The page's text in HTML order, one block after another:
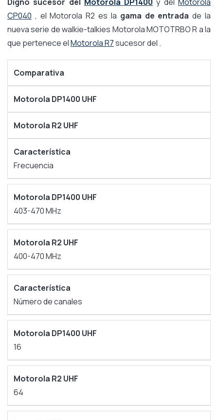
CP040 , el Motorola R2 es la gama de entrada de la
nueva serie de walkie-talkies Motorola MOTOTRBO R a la
que pertenece elMotorola R7sucesor del .
Comparativa
Motorola DP1400 UHF
Motorola R2 UHF
Frecuencia
403-470 MHz
400-470 MHz
Número de canales
16
64